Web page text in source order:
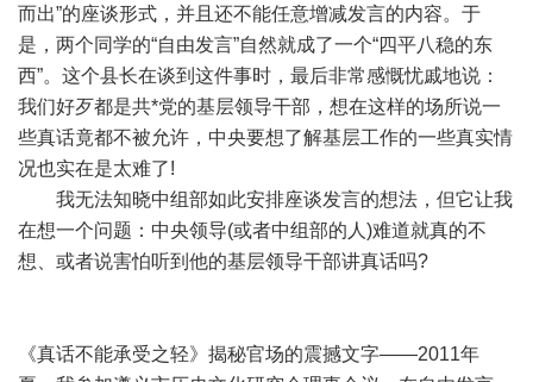
而出”的座谈形式，并且还不能任意增减发言的内容。于
是，两个同学的“自由发言”自然就成了一个“四平八稳的东
西”。这个县长在谈到这件事时，最后非常感慨忧戚地说：
我们好歹都是共*党的基层领导干部，想在这样的场所说一
些真话竟都不被允许，中央要想了解基层工作的一些真实情
况也实在是太难了!
我无法知晓中组部如此安排座谈发言的想法，但它让我
在想一个问题：中央领导(或者中组部的人)难道就真的不
想、或者说害怕听到他的基层领导干部讲真话吗?
《真话不能承受之轻》揭秘官场的震撼文字——2011年